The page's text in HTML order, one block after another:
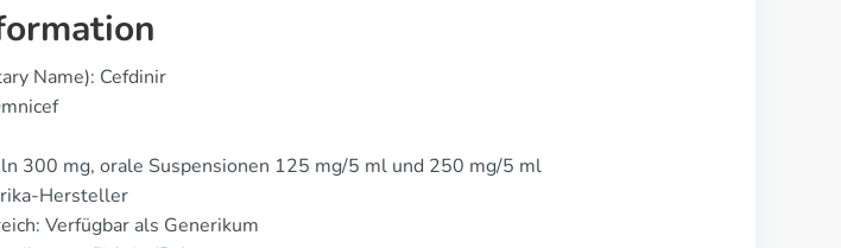
Name): Cefdinir
300 mg, orale Suspensionen 125 mg/5 ml und 250 mg/5 ml
Hersteller
Verfügbar als Generikum